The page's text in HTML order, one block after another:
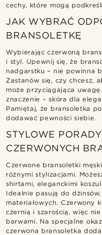
cechy, które mogą
JAK WYBRAĆ
BRANSOLETKĘ
Wybierając czerwoną
i styl. Upewnij się, że
nadgarstku – nie powinna
Zastanów się, czy chcesz,
może przyciągająca
znaczenie – skóra dla
Pamiętaj, że bransoletka
dodawać pewności siebie.
STYLOWE
CZERWONYCH
Czerwone bransoletki
różnymi stylizacjami.
shirtami, eleganckimi
Idealnie pasują do
materiałowych. Czerwony
czernią i szarością, więc
barwami. Na specjalne
czerwona bransoletka